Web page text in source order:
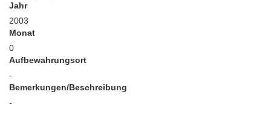
Jahr
2003
Monat
0
Aufbewahrungsort
-
Bemerkungen/Beschreibung
-